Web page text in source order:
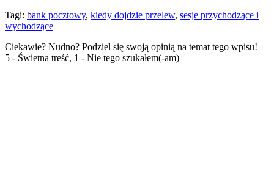
Tagi: bank pocztowy, kiedy dojdzie przelew, sesje przychodzące i
wychodzące
Ciekawie? Nudno? Podziel się swoją opinią na temat tego wpisu!
5 - Świetna treść, 1 - Nie tego szukałem(-am)